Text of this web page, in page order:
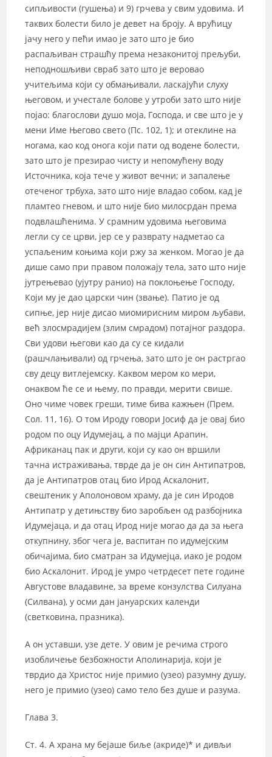
сипљивости (гушења) и 9) грчева у свим удовима. И
таквих болести било је девет на броју. А врућицу
јачу него у пећи имао је зато што је био
распаљиван страшћу према незаконитој прељуби,
неподношљиви свраб зато што је веровао
учитељима који су обмањивали, ласкајући слуху
његовом, и учестале болове у утроби зато што није
појао: благослови душо моја, Господа, и све што је у
мени Име Његово свето (Пс. 102, 1); и отеклине на
ногама, као код онога који пати од водене болести,
зато што је презирао чисту и непомућену воду
Источника, која тече у живот вечни; и запалење
отеченог трбуха, зато што није владао собом, кад је
пламтео гневом, и што није био милосрдан према
подвлашћенима. У срамним удовима његовима
легли су се црви, јер се у разврату надметао са
успаљеним коњима који ржу за женком. Могао је да
дише само при правом положају тела, зато што није
јутрењевао (ујутру ранио) на поклоњење Господу,
Који му је дао царски чин (звање). Патио је од
сипње, јер није дисао миомирисним миром љубави,
већ злосмрадијем (злим смрадом) потајног раздора.
Сви удови његови као да су се кидали
(рашчлањивали) од грчења, зато што је он растргао
сву децу витлејемску. Каквом мером ко мери,
онаквом ће се и њему, по правди, мерити свише.
Оно чиме човек греши, тиме бива кажњен (Прем.
Сол. 11, 16). О том Ироду говори Јосиф да је овај био
родом по оцу Идумејац, а по мајци Арапин.
Африканац пак и други, који су као он вршили
тачна истраживања, тврде да је он син Антипатров,
да је Антипатров отац био Ирод Аскалонит,
свештеник у Аполоновом храму, да је син Иродов
Антипатр у детињству био заробљен од разбојника
Идумејаца, и да отац Ирод није могао да да за њега
откупнину, због чега је, васпитан по идумејским
обичајима, био сматран за Идумејца, иако је родом
био Аскалонит. Ирод је умро четрдесет пете године
Августове владавине, за време конзулства Силуана
(Силвана), у осми дан јануарских календи
(светковина, празника).
А он уставши, узе дете. У овим је речима строго
изобличење безбожности Аполинарија, који је
тврдио да Христос није примио (узео) разумну душу,
него је примио (узео) само тело без душе и разума.
Глава 3.
Ст. 4. А храна му бејаше биље (акриде)* и дивљи